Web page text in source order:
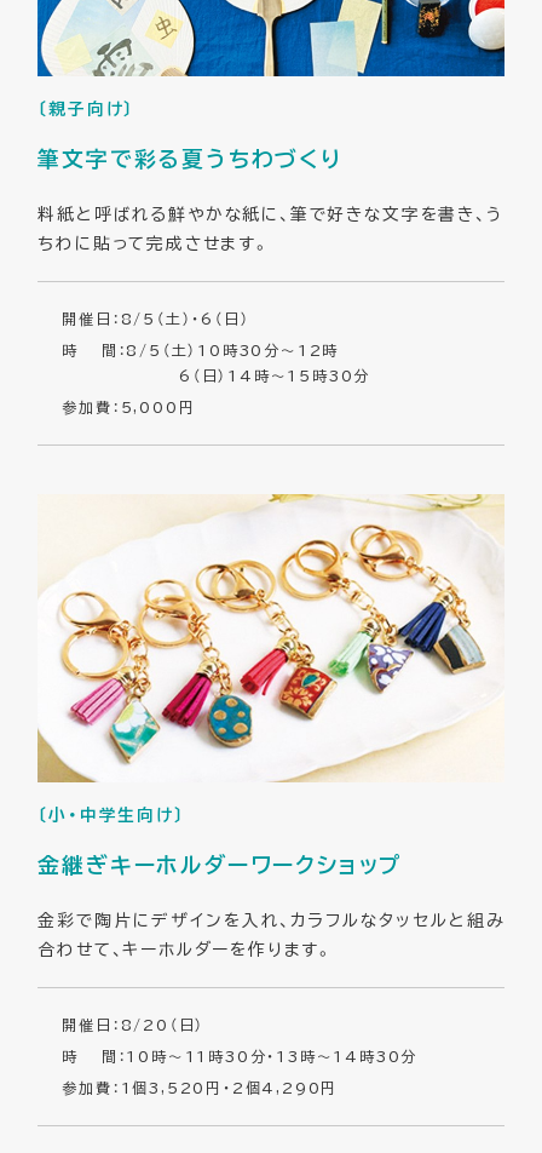
〔親子向け〕
筆文字で彩る夏うちわづくり
料紙と呼ばれる鮮やかな紙に、筆で好きな文字を書き、う
ちわに貼って完成させます。
開催日：8/5（土）・6（日）
時 間：8/5（土）10時30分～12時
6（日）14時～15時30分
参加費：5,000円
〔小・中学生向け〕
金継ぎキーホルダーワークショップ
金彩で陶片にデザインを入れ、カラフルなタッセルと組み
合わせて、キーホルダーを作ります。
開催日：8/20（日）
時 間：10時～11時30分・13時～14時30分
参加費：1個3,520円・2個4,290円